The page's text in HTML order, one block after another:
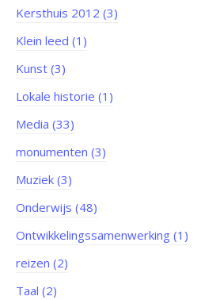
Kersthuis 2012 (3)
Klein leed (1)
Kunst (3)
Lokale historie (1)
Media (33)
monumenten (3)
Muziek (3)
Onderwijs (48)
Ontwikkelingssamenwerking (1)
reizen (2)
Taal (2)